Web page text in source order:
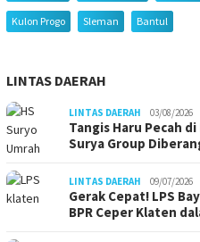
Kulon Progo Sleman Bantul
LINTAS DAERAH
LINTAS DAERAH 03/08/2026
Tangis Haru Pecah
Surya Group
LINTAS DAERAH 09/07/2026
Gerak Cepat! LPS
BPR Ceper Klaten